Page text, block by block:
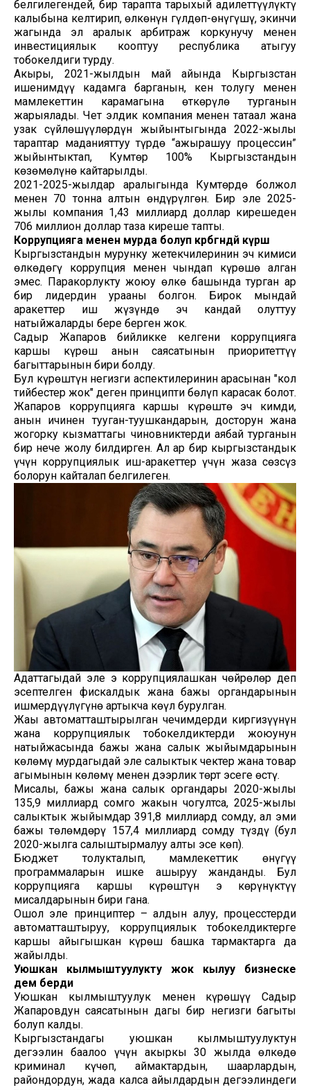
белгилегендей, бир тарапта тарыхый адилеттүүлүктү
калыбына келтирип, өлкөнүн гүлдөп-өнүгүшү, экинчи
жагында эл аралык арбитраж коркунучу менен
инвестициялык кооптуу республика атыгуу
тобокелдиги турду.
Акыры, 2021-жылдын май айында Кыргызстан
ишенимдүү кадамга барганын, кен толугу менен
мамлекеттин карамагына өткөрүлө турганын
жарыялады. Чет элдик компания менен татаал жана
узак сүйлөшүүлөрдүн жыйынтыгында 2022-жылы
тараптар маданияттуу түрдө “ажырашуу процессин”
жыйынтыктап, Кумтөр 100% Кыргызстандын
көзөмөлүнө кайтарылды.
2021-2025-жылдар аралыгында Кумтөрдө болжол
менен 70 тонна алтын өндүрүлгөн. Бир эле 2025-
жылы компания 1,43 миллиард доллар кирешеден
706 миллион доллар таза киреше тапты.
Коррупцияга менен мурда болуп көрбөгөндөй күрөш
Кыргызстандын мурунку жетекчилеринин эч кимиси
өлкөдөгү коррупция менен чындап күрөшө алган
эмес. Паракорлукту жоюу өлкө башында турган ар
бир лидердин урааны болгон. Бирок мындай
аракеттер иш жүзүндө эч кандай олуттуу
натыйжаларды бере берген жок.
Садыр Жапаров бийликке келгени коррупцияга
каршы күрөш анын саясатынын приоритеттүү
багыттарынын бири болду.
Бул күрөштүн негизги аспектилеринин арасынан "кол
тийбестер жок" деген принципти бөлүп карасак болот.
Жапаров коррупцияга каршы күрөштө эч кимди,
анын ичинен тууган-туушкандарын, досторун жана
жогорку кызматтагы чиновниктерди аябай турганын
бир нече жолу билдирген. Ал ар бир кыргызстандык
үчүн коррупциялык иш-аракеттер үчүн жаза сөзсүз
болорун кайталап белгилеген.
Адаттагыдай эле эң коррупциялашкан чөйрөлөр деп
эсептелген фискалдык жана бажы органдарынын
ишмердүүлүгүнө артыкча көңүл бурулган.
Жаңы автоматташтырылган чечимдерди киргизүүнүн
жана коррупциялык тобокелдиктерди жоюунун
натыйжасында бажы жана салык жыйымдарынын
көлөмү мурдагыдай эле салыктык чектер жана товар
агымынын көлөмү менен дээрлик төрт эсеге өстү.
Мисалы, бажы жана салык органдары 2020-жылы
135,9 миллиард сомго жакын чогултса, 2025-жылы
салыктык жыйымдар 391,8 миллиард сомду, ал эми
бажы төлөмдөрү 157,4 миллиард сомду түздү (бул
2020-жылга салыштырмалуу алты эсе көп).
Бюджет толукталып, мамлекеттик өнүгүү
программаларын ишке ашыруу жанданды. Бул
коррупцияга каршы күрөштүн эң көрүнүктүү
мисалдарынын бири гана.
Ошол эле принциптер – алдын алуу, процесстерди
автоматташтыруу, коррупциялык тобокелдиктерге
каршы айыгышкан күрөш башка тармактарга да
жайылды.
Уюшкан кылмыштуулукту жок кылуу бизнеске
дем берди
Уюшкан кылмыштуулук менен күрөшүү Садыр
Жапаровдун саясатынын дагы бир негизги багыты
болуп калды.
Кыргызстандагы уюшкан кылмыштуулуктун
деңгээлин баалоо үчүн акыркы 30 жылда өлкөдө
криминал күчөп, аймактардын, шаарлардын,
райондордун, жада калса айылдардын деңгээлиндеги